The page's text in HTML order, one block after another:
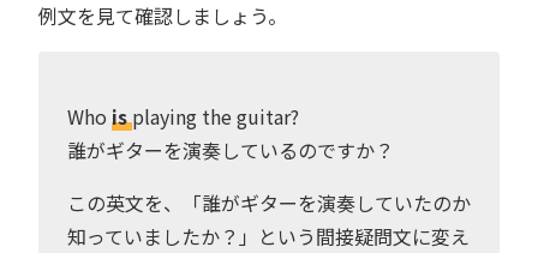
例文を見て確認しましょう。
Who isplaying the guitar?
誰がギターを演奏しているのですか？
この英文を、「誰がギターを演奏していたのか
知っていましたか？」という間接疑問文に変え